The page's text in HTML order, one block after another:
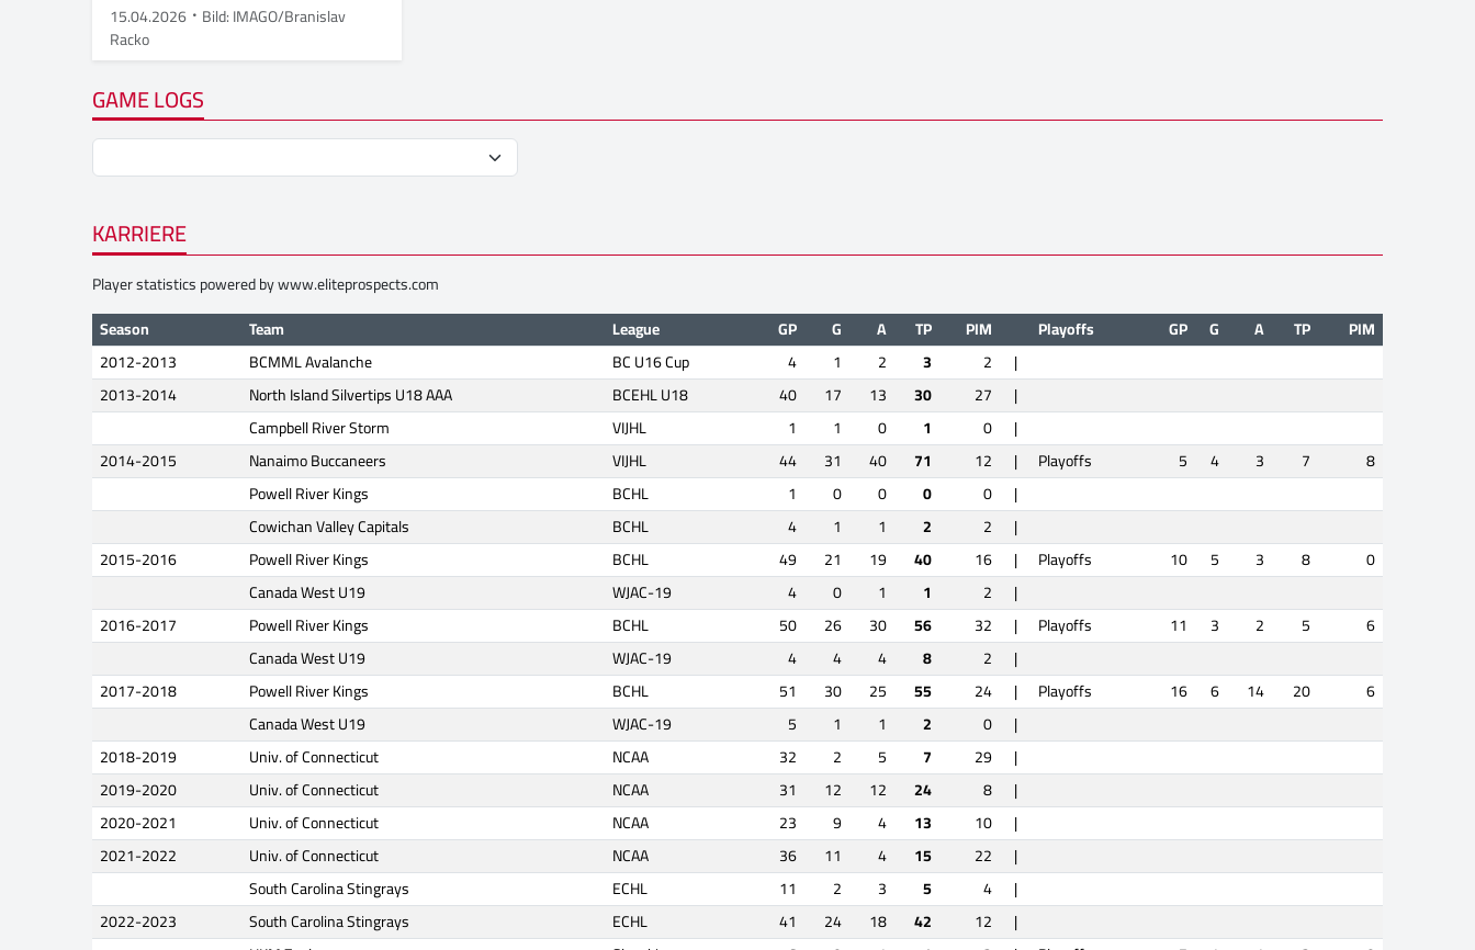
15.04.2026 Bild: IMAGO/Branislav
Racko
GAME LOGS
KARRIERE
Player statistics powered bywww.eliteprospects.com
Season
Team League GP G A TP PIM Playoffs GP G A TP
PIM
2012-2013
BCMML Avalanche BC U16 Cup 4 1 2 3 2
|
2013-2014
North Island Silvertips U18 AAA BCEHL U18 40 17 13 30 27
|
Campbell River Storm
VIJHL 1 1 0 1 0
|
2014-2015
Nanaimo Buccaneers VIJHL 44 31 40 71 12 | Playoffs 5 4 3 7
8
Powell River Kings
BCHL 1 0 0 0 0
|
Cowichan Valley Capitals
BCHL 4 1 1 2 2
|
2015-2016
Powell River Kings BCHL 49 21 19 40 16 | Playoffs 10 5 3 8
0
Canada West U19
WJAC-19 4 0 1 1 2
|
2016-2017
Powell River Kings BCHL 50 26 30 56 32 | Playoffs 11 3 2 5
6
Canada West U19
WJAC-19 4 4 4 8 2
|
2017-2018
Powell River Kings BCHL 51 30 25 55 24 | Playoffs 16 6 14 20
6
Canada West U19
WJAC-19 5 1 1 2 0
|
2018-2019
Univ. of Connecticut NCAA 32 2 5 7 29
|
2019-2020
Univ. of Connecticut NCAA 31 12 12 24 8
|
2020-2021
Univ. of Connecticut NCAA 23 9 4 13 10
|
2021-2022
Univ. of Connecticut NCAA 36 11 4 15 22
|
South Carolina Stingrays
ECHL 11 2 3 5 4
|
2022-2023
South Carolina Stingrays ECHL 41 24 18 42 12
|